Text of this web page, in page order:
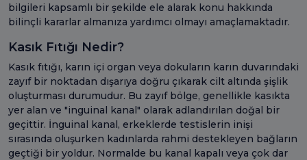
bilgileri kapsamlı bir şekilde ele alarak konu hakkında
bilinçli kararlar almanıza yardımcı olmayı amaçlamaktadır.
Kasık Fıtığı Nedir?
Kasık fıtığı, karın içi organ veya dokuların karın duvarındaki
zayıf bir noktadan dışarıya doğru çıkarak cilt altında şişlik
oluşturması durumudur. Bu zayıf bölge, genellikle kasıkta
yer alan ve "inguinal kanal" olarak adlandırılan doğal bir
geçittir. İnguinal kanal, erkeklerde testislerin inişi
sırasında oluşurken kadınlarda rahmi destekleyen bağların
geçtiği bir yoldur. Normalde bu kanal kapalı veya çok dar